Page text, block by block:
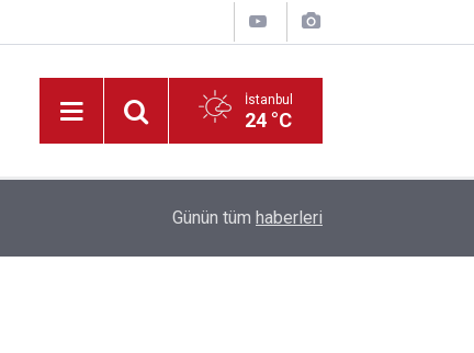
İstanbul
24 °C
HAYAT 112 Acil Kamu Spotu Yayında!
Günün tüm haberleri